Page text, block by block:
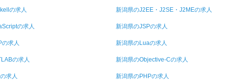
の求人 新潟県のJ2EE・J2SE・J2MEの求人
の求人 新潟県のJSPの求人
求人 新潟県のLuaの求人
の求人 新潟県のObjective-Cの求人
求人 新潟県のPHPの求人